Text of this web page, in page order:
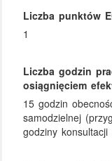
Liczba punktów
1
Liczba godzin
osiągnięciem
15 godzin
samodzielnej
godziny konsultacji